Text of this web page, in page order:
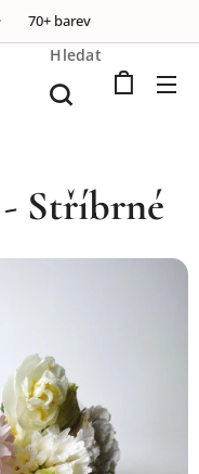
🎀 70+ barev
Hledat
Stříbrné